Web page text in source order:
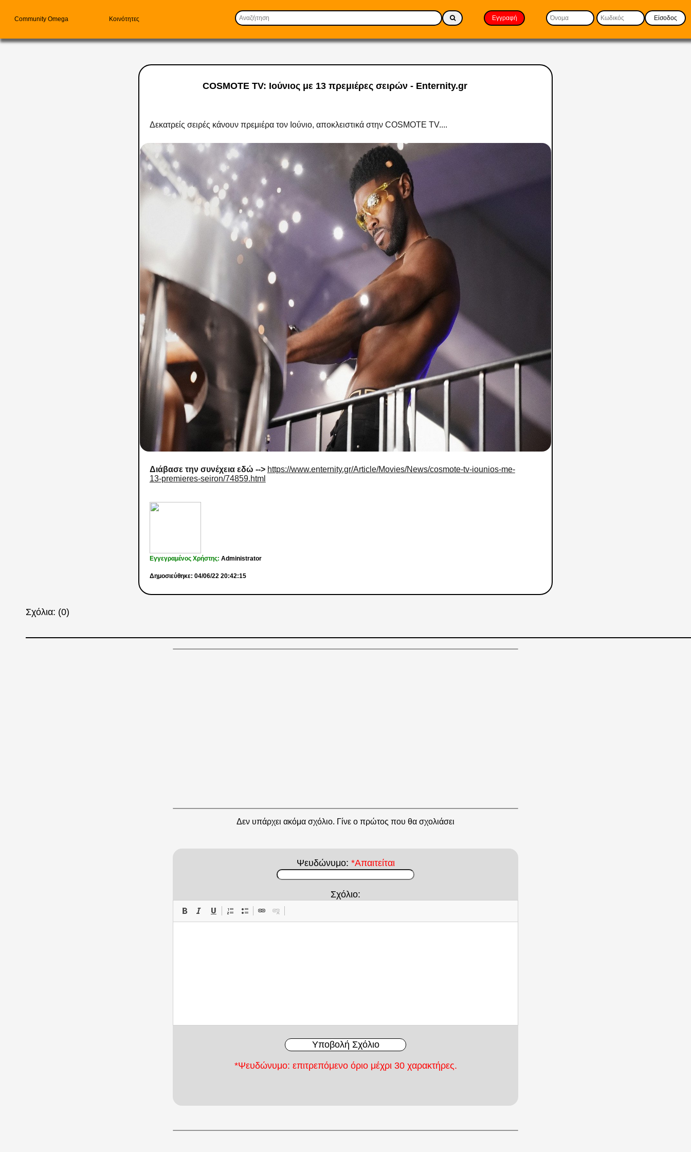
Community Omega Κοινότητες Εγγραφή Είσοδος
COSMOTE TV: Ιούνιος με 13 πρεμιέρες σειρών - Enternity.gr
Δεκατρείς σειρές κάνουν πρεμιέρα τον Ιούνιο, αποκλειστικά στην COSMOTE TV....
Διάβασε την συνέχεια εδώ --> https://www.enternity.gr/Article/Movies/News/cosmote-tv-iounios-me-
13-premieres-seiron/74859.html
Εγγεγραμένος Χρήστης: Administrator
Δημοσιεύθηκε: 04/06/22 20:42:15
Σχόλια: (0)
Δεν υπάρχει ακόμα σχόλιο. Γίνε ο πρώτος που θα σχολιάσει
Ψευδώνυμο: *Απαιτείται
Σχόλιο:
Υποβολή Σχόλιο
*Ψευδώνυμο: επιτρεπόμενο όριο μέχρι 30 χαρακτήρες.